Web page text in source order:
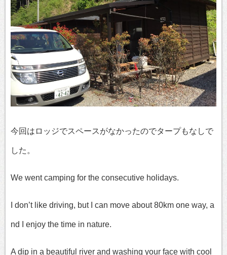
今回はロッジでスペースがなかったのでタープもなしで
した。
We went camping for the consecutive holidays.
I don’t like driving, but I can move about 80km one way, a
nd I enjoy the time in nature.
A dip in a beautiful river and washing your face with cool